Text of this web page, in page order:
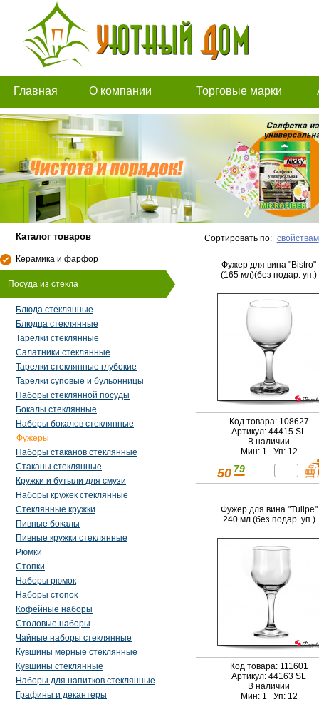
Главная О компании Торговые марки
Каталог товаров
Керамика и фарфор
Посуда из стекла
Блюда стеклянные
Блюдца стеклянные
Тарелки стеклянные
Салатники стеклянные
Тарелки стеклянные глубокие
Тарелки суповые и бульонницы
Наборы стеклянной посуды
Бокалы стеклянные
Наборы бокалов стеклянные
Фужеры
Наборы стаканов стеклянные
Стаканы стеклянные
Кружки и бутыли для смузи
Наборы кружек стеклянные
Стеклянные кружки
Пивные бокалы
Пивные кружки стеклянные
Рюмки
Стопки
Наборы рюмок
Наборы стопок
Кофейные наборы
Столовые наборы
Чайные наборы стеклянные
Кувшины мерные стеклянные
Кувшины стеклянные
Наборы для напитков стеклянные
Графины и декантеры
Сортировать по: свойствам
Фужер для вина "Bistro"
(165 мл)(без подар. уп.)
Код товара: 108627
Артикул: 44415 SL
В наличии
Мин: 1 Уп: 12
50 79
Фужер для вина "Tulipe"
240 мл (без подар. уп.)
Код товара: 111601
Артикул: 44163 SL
В наличии
Мин: 1 Уп: 12